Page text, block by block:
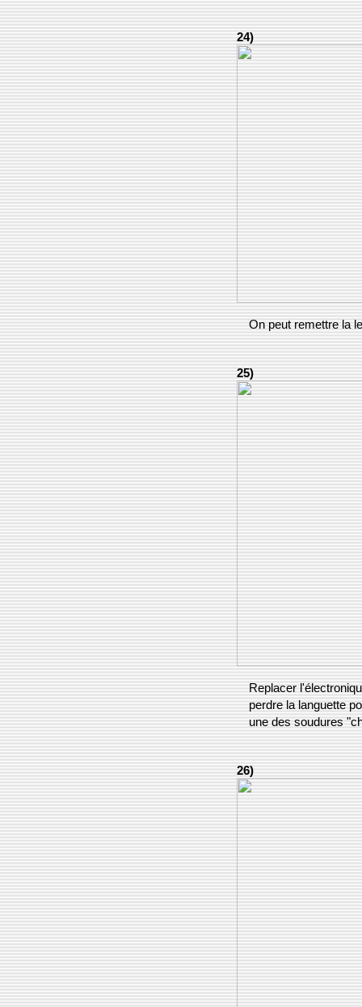
24)
On peut remettre la
25)
Replacer
perdre la languette
une des soudures
26)